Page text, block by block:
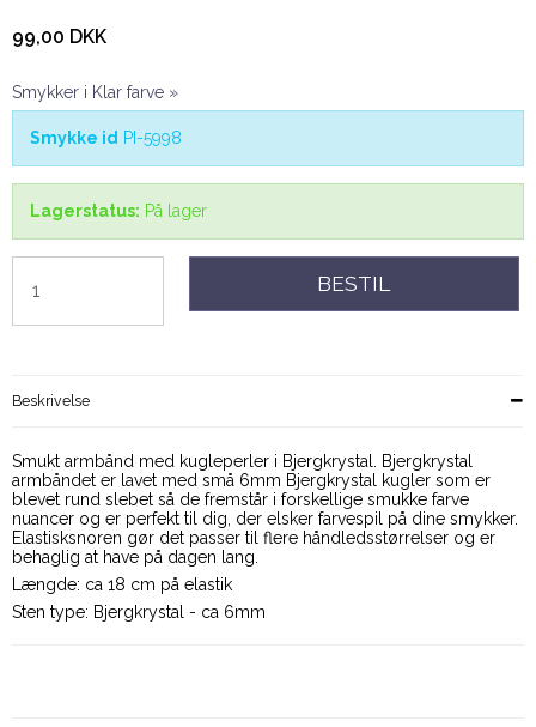
99,00 DKK
Smykker i Klar farve »
Smykke id PI-5998
Lagerstatus: På lager
BESTIL
Beskrivelse
Smukt armbånd med kugleperler i Bjergkrystal. Bjergkrystal
armbåndet er lavet med små 6mm Bjergkrystal kugler som er
blevet rund slebet så de fremstår i forskellige smukke farve
nuancer og er perfekt til dig, der elsker farvespil på dine smykker.
Elastisksnoren gør det passer til flere håndledsstørrelser og er
behaglig at have på dagen lang.
Længde: ca 18 cm på elastik
Sten type: Bjergkrystal - ca 6mm